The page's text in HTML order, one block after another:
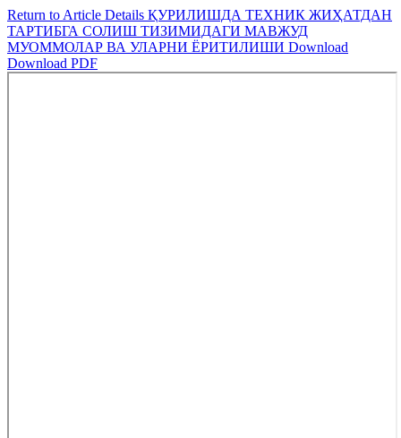
Return to Article Details ҚУРИЛИШДА ТЕХНИК ЖИҲАТДАН
ТАРТИБГА СОЛИШ ТИЗИМИДАГИ МАВЖУД
МУОММОЛАР ВА УЛАРНИ ЁРИТИЛИШИ Download
Download PDF